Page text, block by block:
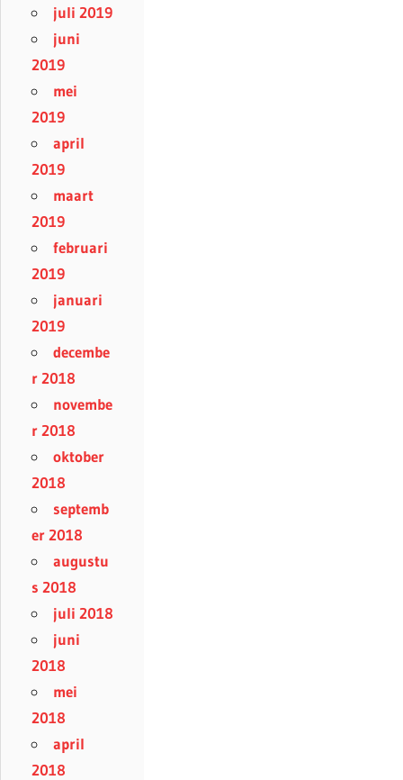
juli 2019
juni
2019
mei
2019
april
2019
maart
2019
februari
2019
januari
2019
decembe
r 2018
novembe
r 2018
oktober
2018
septemb
er 2018
augustu
s 2018
juli 2018
juni
2018
mei
2018
april
2018